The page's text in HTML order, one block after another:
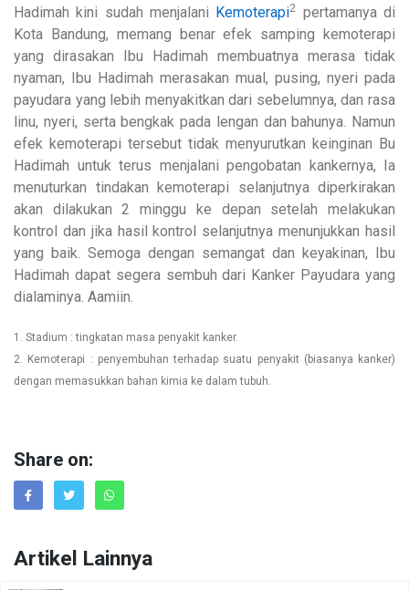
Hadimah kini sudah menjalani Kemoterapi2 pertamanya di
Kota Bandung, memang benar efek samping kemoterapi
yang dirasakan Ibu Hadimah membuatnya merasa tidak
nyaman, Ibu Hadimah merasakan mual, pusing, nyeri pada
payudara yang lebih menyakitkan dari sebelumnya, dan rasa
linu, nyeri, serta bengkak pada lengan dan bahunya. Namun
efek kemoterapi tersebut tidak menyurutkan keinginan Bu
Hadimah untuk terus menjalani pengobatan kankernya, Ia
menuturkan tindakan kemoterapi selanjutnya diperkirakan
akan dilakukan 2 minggu ke depan setelah melakukan
kontrol dan jika hasil kontrol selanjutnya menunjukkan hasil
yang baik. Semoga dengan semangat dan keyakinan, Ibu
Hadimah dapat segera sembuh dari Kanker Payudara yang
dialaminya. Aamiin.
1. Stadium : tingkatan masa penyakit kanker.
2. Kemoterapi : penyembuhan terhadap suatu penyakit (biasanya kanker)
dengan memasukkan bahan kimia ke dalam tubuh.
Share on:
Artikel Lainnya